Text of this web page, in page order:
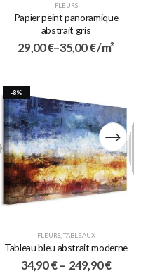
FLEURS
Papier peint panoramique
abstrait gris
29,00€–35,00€/ m²
-8%
FLEURS, TABLEAUX
Tableau bleu abstrait moderne
34,90€ – 249,90€